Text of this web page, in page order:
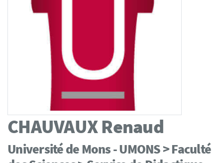
CHAUVAUXRenaud
Université de Mons - UMONS > Faculté